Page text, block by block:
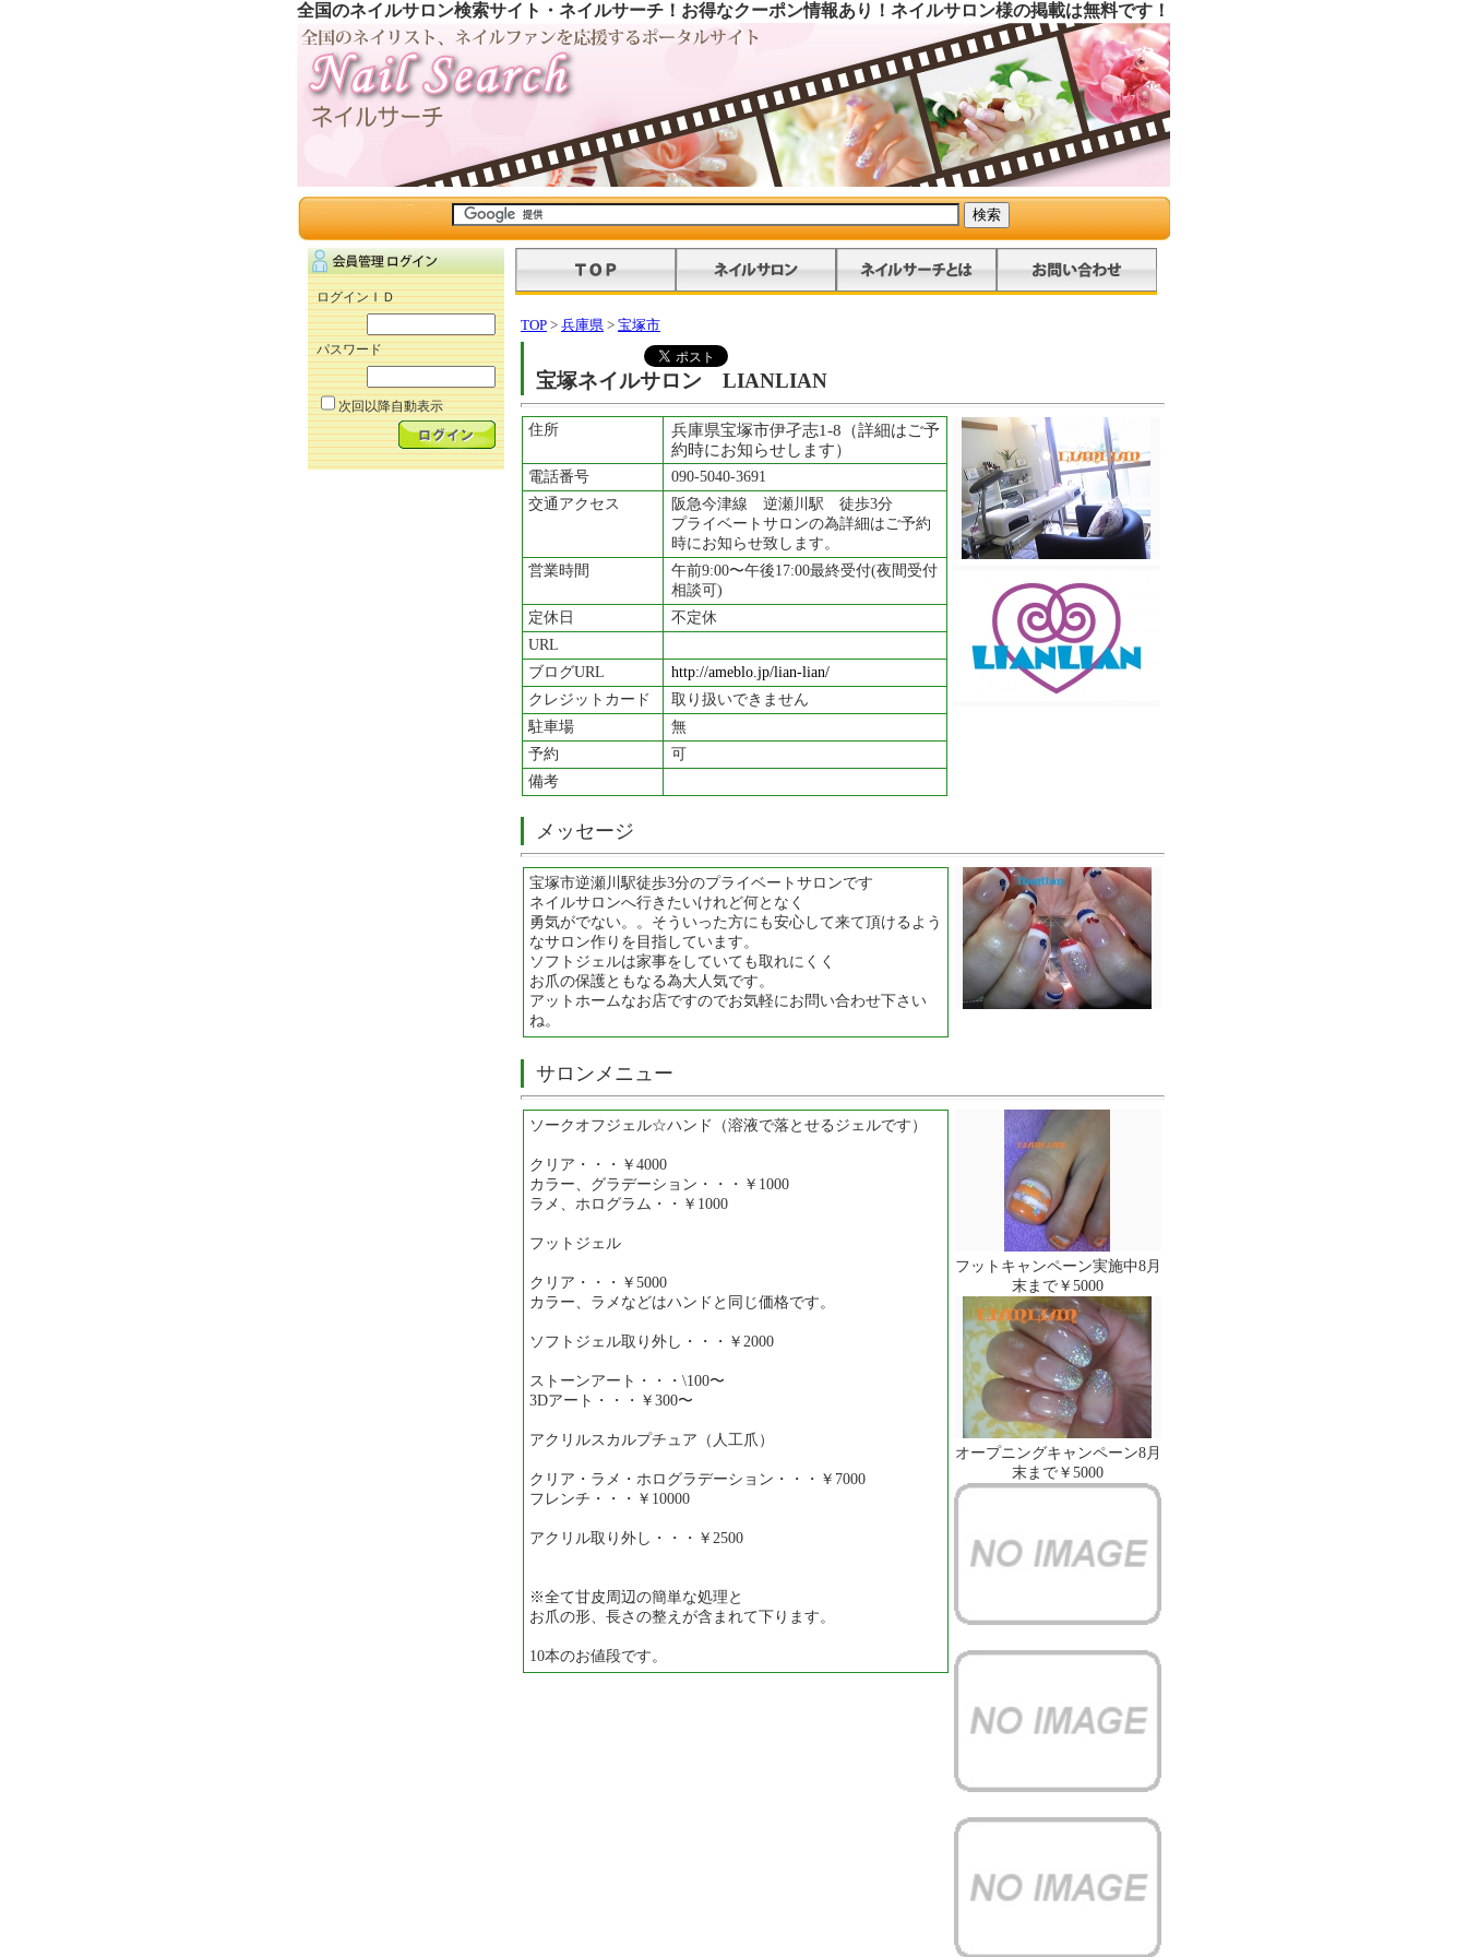
全国のネイルサロン検索サイト・ネイルサーチ！お得なクーポン情報あり！ネイルサロン様の掲載は無料です！
ログインＩＤ
パスワード
次回以降自動表示
TOP > 兵庫県 > 宝塚市
宝塚ネイルサロン LIANLIAN
住所
兵庫県宝塚市伊孑志1-8（詳細はご予
約時にお知らせします）
電話番号
090-5040-3691
交通アクセス
阪急今津線 逆瀬川駅 徒歩3分
プライベートサロンの為詳細はご予約
時にお知らせ致します。
営業時間
午前9:00〜午後17:00最終受付(夜間受付
相談可)
定休日
不定休
URL
ブログURL
http://ameblo.jp/lian-lian/
クレジットカード
取り扱いできません
駐車場
無
予約
可
備考
メッセージ
宝塚市逆瀬川駅徒歩3分のプライベートサロンです
ネイルサロンへ行きたいけれど何となく
勇気がでない。。そういった方にも安心して来て頂けるよう
なサロン作りを目指しています。
ソフトジェルは家事をしていても取れにくく
お爪の保護ともなる為大人気です。
アットホームなお店ですのでお気軽にお問い合わせ下さい
ね。
サロンメニュー
ソークオフジェル☆ハンド（溶液で落とせるジェルです）
クリア・・・￥4000
カラー、グラデーション・・・￥1000
ラメ、ホログラム・・￥1000
フットジェル
クリア・・・￥5000
カラー、ラメなどはハンドと同じ価格です。
ソフトジェル取り外し・・・￥2000
ストーンアート・・・\100〜
3Dアート・・・￥300〜
アクリルスカルプチュア（人工爪）
クリア・ラメ・ホログラデーション・・・￥7000
フレンチ・・・￥10000
アクリル取り外し・・・￥2500
※全て甘皮周辺の簡単な処理と
お爪の形、長さの整えが含まれて下ります。
10本のお値段です。
フットキャンペーン実施中8月
末まで￥5000
オープニングキャンペーン8月
末まで￥5000